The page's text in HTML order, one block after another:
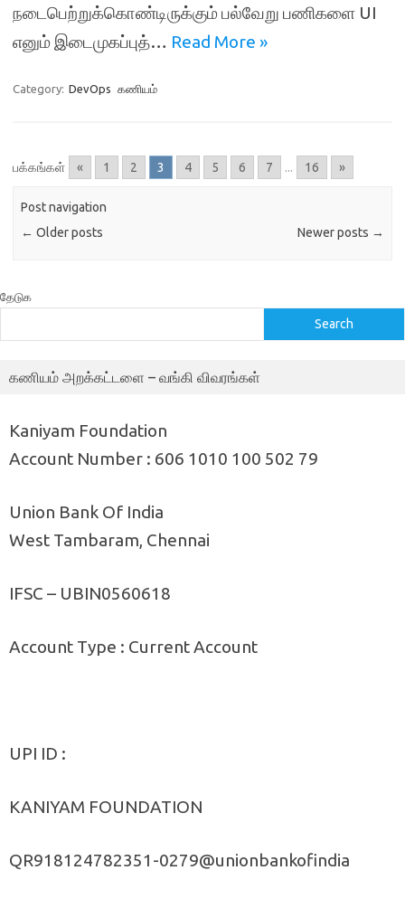
நடைபெற்றுக்கொண்டிருக்கும் பல்வேறு பணிகளை UI
எனும் இடைமுகப்புத்… Read More »
Category: DevOps கணியம்
பக்கங்கள் « 1 2 3 4 5 6 7 ... 16 »
Post navigation
← Older posts Newer posts →
தேடுக
Search
கணியம் அறக்கட்டளை – வங்கி விவரங்கள்
Kaniyam Foundation
Account Number : 606 1010 100 502 79
Union Bank Of India
West Tambaram, Chennai
IFSC – UBIN0560618
Account Type : Current Account
UPI ID :
KANIYAM FOUNDATION
QR918124782351-0279@unionbankofindia